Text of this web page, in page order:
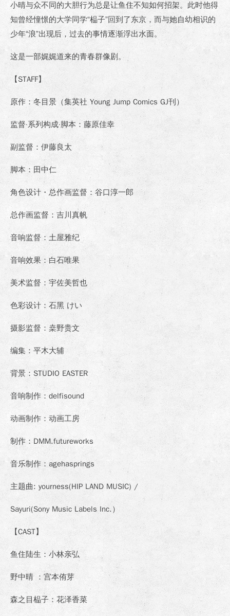
小晴与众不同的大胆行为总是让鱼住不知如何招架。此时他得
知曾经憧憬的大学同学“榀子”回到了东京，而与她自幼相识的
少年“浪”出现后，过去的事情逐渐浮出水面。
这是一部娓娓道来的青春群像剧。
【STAFF】
原作：冬目景（集英社 Young Jump Comics GJ刊）
监督·系列构成·脚本：藤原佳幸
副监督：伊藤良太
脚本：田中仁
角色设计・总作画监督：谷口淳一郎
总作画监督：吉川真帆
音响监督：土屋雅纪
音响效果：白石唯果
美术监督：宇佐美哲也
色彩设计：石黑 けい
摄影监督：桒野贵文
编集：平木大辅
背景：STUDIO EASTER
音响制作：delfisound
动画制作：动画工房
制作：DMM.futureworks
音乐制作：agehasprings
主题曲: yourness(HIP LAND MUSIC) /
Sayuri(Sony Music Labels Inc.）
【CAST】
鱼住陆生：小林亲弘
野中晴 ：宫本侑芽
森之目榀子：花泽香菜